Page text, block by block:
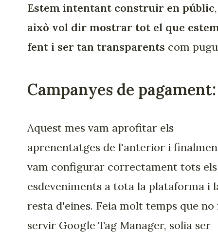
Estem intentant construir en públic
això vol dir mostrar tot el que
fent i ser tan transparents com
Campanyes de pagament:
Aquest mes vam aprofitar els
aprenentatges de l'anterior i
vam configurar correctament tots els
esdeveniments a tota la plataforma i
resta d'eines. Feia molt temps que no
servir Google Tag Manager, solia ser